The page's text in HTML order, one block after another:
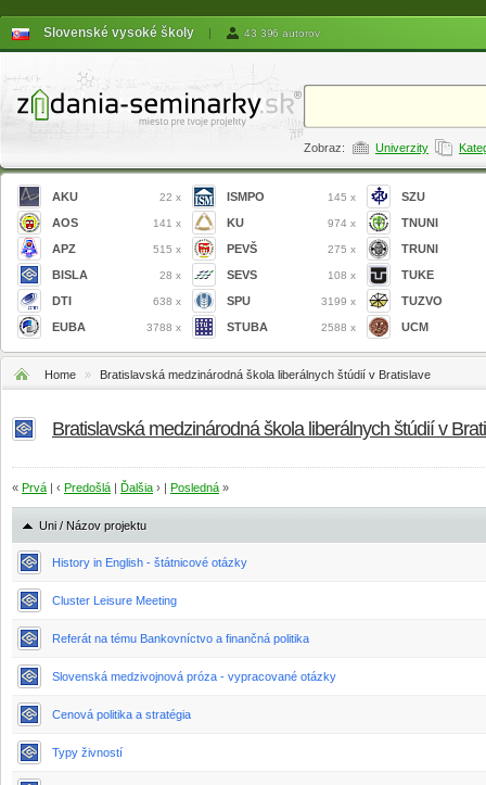
Slovenské vysoké školy | 43 396 autorov
Zobraz: Univerzity
AKU 22 x
AOS 141 x
APZ 515 x
BISLA 28 x
DTI 638 x
EUBA 3788 x
ISMPO 145 x
KU 974 x
PEVŠ 275 x
SEVS 108 x
SPU 3199 x
STUBA 2588 x
SZU
TNUNI
TRUNI
TUKE
TUZVO
UCM
Home » Bratislavská medzinárodná škola liberálnych štúdií v Bratislave
Bratislavská medzinárodná škola liberálnych štúdií v
« Prvá | ‹ Predošlá | Ďalšia › | Posledná »
Uni / Názov projektu
History in English - štátnicové otázky
Cluster Leisure Meeting
Referát na tému Bankovníctvo a finančná politika
Slovenská medzivojnová próza - vypracované otázky
Cenová politika a stratégia
Typy živností